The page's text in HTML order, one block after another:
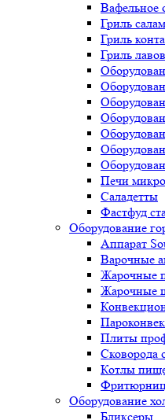
Вафельное
Гриль
Гриль
Гриль
Печи
Саладетты
Фастфуд
Оборудование
Аппарат
Варочные
Жарочные
Жарочные
Плиты
Сковорода
Котлы
Оборудование
Бликсеры